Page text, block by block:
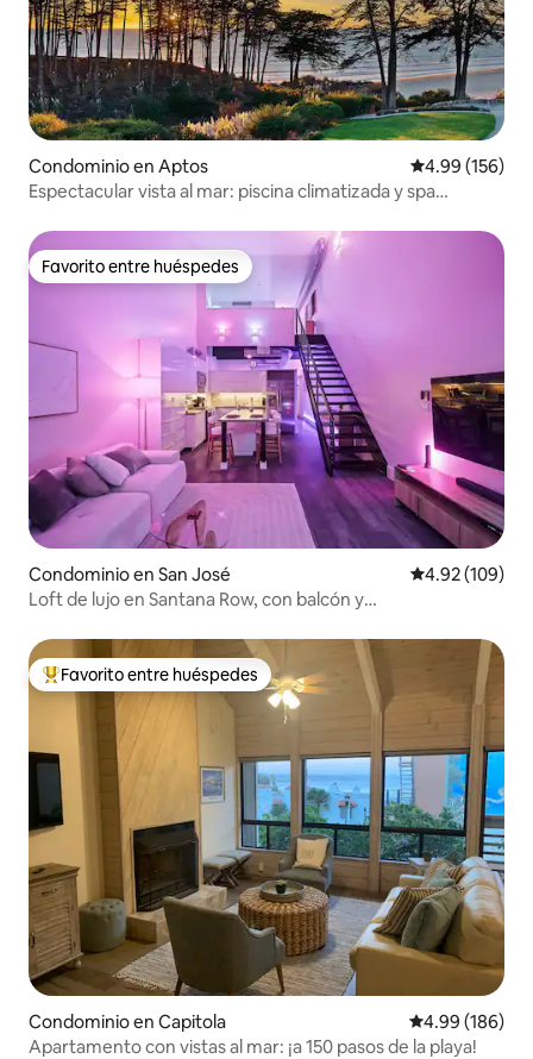
Condominio en Aptos Calificación
4.99 (156)
Espectacular vista al mar: piscina climatizada y spa
Favorito entre huéspedes
Favorito entre huéspedes
Condominio en San José Calificación
4.92 (109)
Loft de lujo en Santana Row, con balcón y
De los mejores en Favorito entre huéspedes
Favorito entre huéspedes
Condominio en Capitola Calificación
4.99 (186)
Apartamento con vistas al mar: ¡a 150 pasos de la playa!